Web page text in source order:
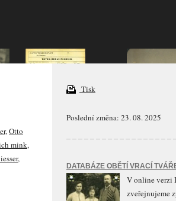
,Otto
mink,
,
Tisk
Poslední změna: 23. 08. 2025
DATABÁZE OBĚTÍ VRACÍ
V online verzi
zveřejnujeme